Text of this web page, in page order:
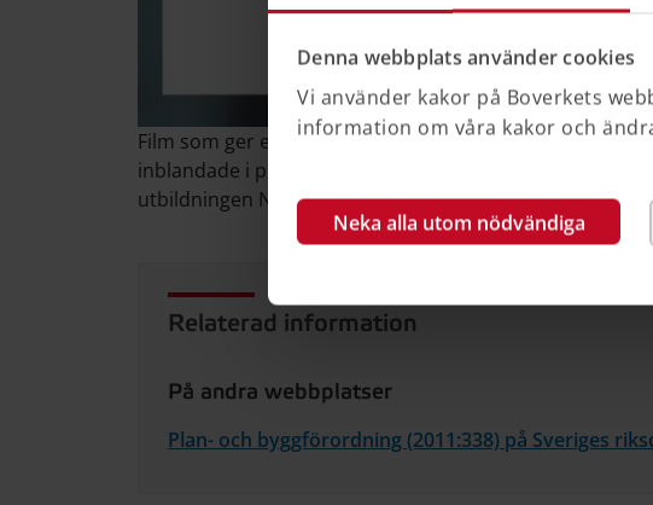
Denna webbplats använder cookies
Vi använder kakor på Boverkets
information om våra kakor och
Neka alla utom nödvändiga
Film som ger en introduktion till detaljplaner, vad det
inblandade i planprocessen. Filmen är ca 6 minuter lång
utbildningen Ny på jobbet som detaljplanehandläggare.
Relaterad information
På andra webbplatser
Plan- och byggförordning (2011:338) på Sveriges